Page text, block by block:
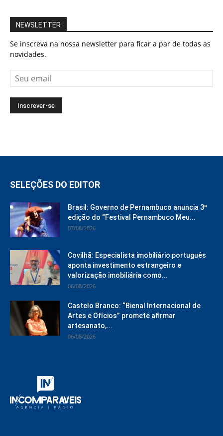
NEWSLETTER
Se inscreva na nossa newsletter para ficar a par de todas as
novidades.
SELEÇÕES DO EDITOR
Brasil: Governo de Pernambuco anuncia 3ª
edição do “Festival Pernambuco Meu...
07/08/2026
Covilhã: Especialista imobiliário português
aponta investimento estrangeiro e
valorização imobiliária como...
06/08/2026
Castelo Branco: “Bienal Internacional de
Artes e Ofícios” promete afirmar
artesanato,...
06/08/2026